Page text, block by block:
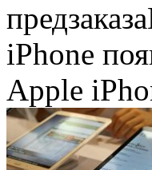
предзаказа
iPhone
Apple